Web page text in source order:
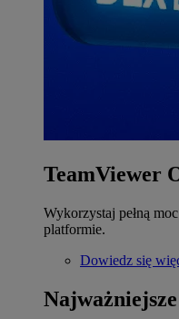
TeamViewer
Wykorzystaj pełną
platformie.
Dowiedz się